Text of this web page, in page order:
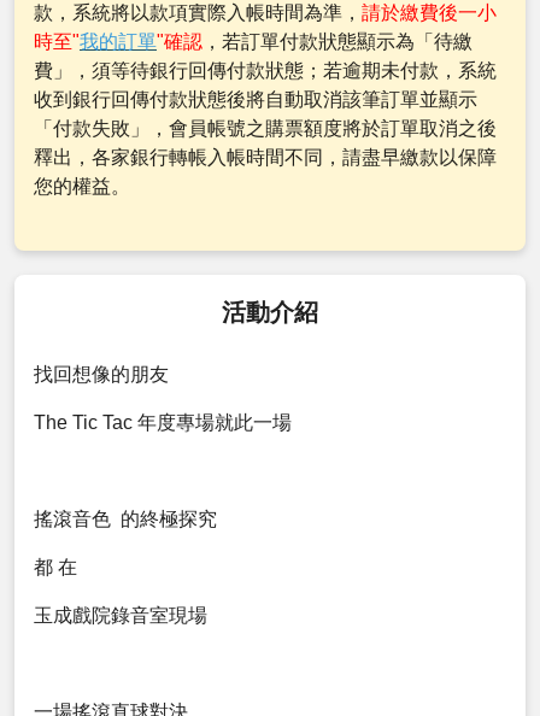
款，系統將以款項實際入帳時間為準， 請於繳費後一小
時至"我的訂單"確認 ，若訂單付款狀態顯示為「待繳
費」，須等待銀行回傳付款狀態；若逾期未付款，系統
收到銀行回傳付款狀態後將自動取消該筆訂單並顯示
「付款失敗」，會員帳號之購票額度將於訂單取消之後
釋出，各家銀行轉帳入帳時間不同，請盡早繳款以保障
您的權益。
活動介紹
找回想像的朋友
The Tic Tac 年度專場就此一場
搖滾音色 的終極探究
都 在
玉成戲院錄音室現場
一場搖滾直球對決